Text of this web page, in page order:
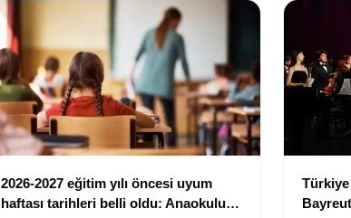
2026-2027 eğitim yılı öncesi uyum
haftası tarihleri belli oldu: Anaokulu